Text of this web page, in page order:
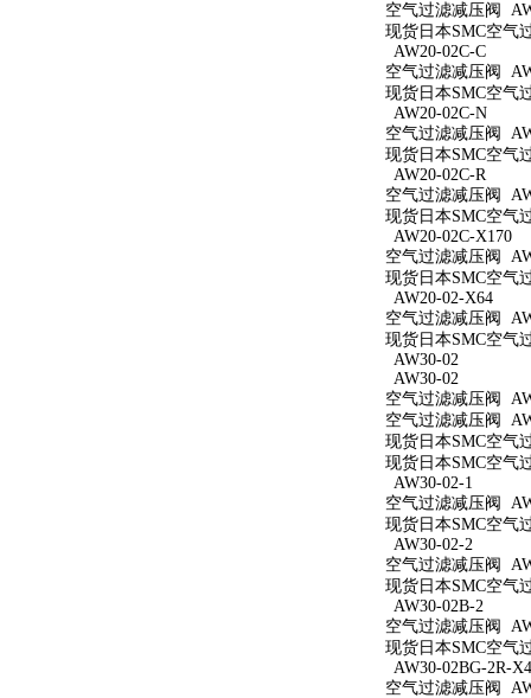
空气过滤减压阀
现货日本SMC空气
AW20-02C-C
空气过滤减压阀
现货日本SMC空气
AW20-02C-N
空气过滤减压阀
现货日本SMC空气
AW20-02C-R
空气过滤减压阀
现货日本SMC空气
AW20-02C-X170
空气过滤减压阀
现货日本SMC空气
AW20-02-X64
空气过滤减压阀
现货日本SMC空气
AW30-02
AW30-02
空气过滤减压阀
空气过滤减压阀
现货日本SMC空气
现货日本SMC空气
AW30-02-1
空气过滤减压阀
现货日本SMC空气
AW30-02-2
空气过滤减压阀
现货日本SMC空气
AW30-02B-2
空气过滤减压阀
现货日本SMC空气
AW30-02BG-2R-
空气过滤减压阀